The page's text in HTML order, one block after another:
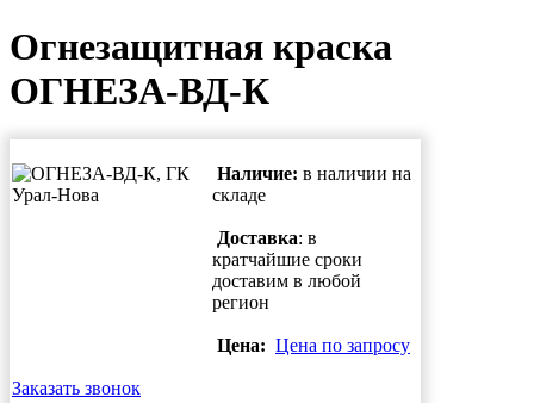
Огнезащитная краска
ОГНЕЗА-ВД-К
Наличие: в наличии на
складе
Доставка: в
кратчайшие сроки
доставим в любой
регион
Цена: Цена по запросу
Заказать звонок